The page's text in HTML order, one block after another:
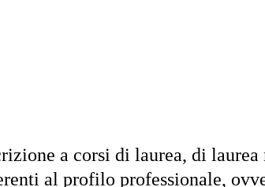
a corsi di laurea, di
al profilo professionale,